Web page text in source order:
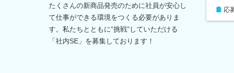
たくさんの新商品発売のために社員が安心し
て仕事ができる環境をつくる必要がありま
す。私たちとともに”挑戦”していただける
「社内SE」を募集しております！
応